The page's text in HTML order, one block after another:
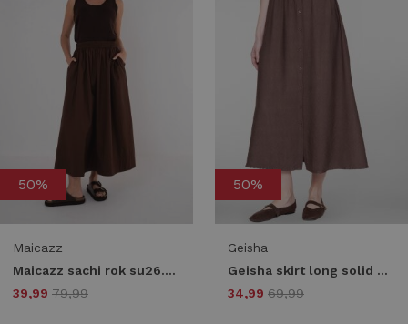
50%
Maicazz
Maicazz sachi rok su26.50.036 choco
39,99 79,99
50%
Geisha
Geisha skirt long solid 66340-70 775 brown
34,99 69,99